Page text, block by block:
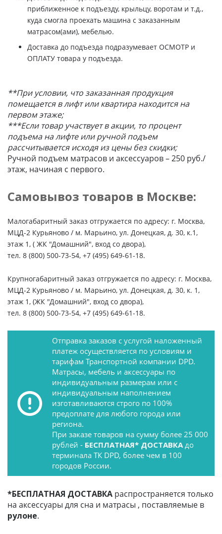
приближенное к подъезду, крыльцу, воротам и т.д.,
куда смогла проехать машина с заказанным
матрасом(ами), мебелью.
Доставка до подъезда подразумевает ОСМОТР и
ОПЛАТУ товара у подъезда.
**При условии, что заказанная продукция
помещается в лифт или квартира находится на
первом этаже;
***Если товар участвует в акции, то процент
подъема на лифте или ручной подъем
рассчитывается исходя из цены без скидки;
Ручной подъем матрасов и аксессуаров – 250 руб./
этаж, начиная с первого.
Самовывоз товаров в Москве:
Малогабаритный заказ отгружается по адресу: г. Москва,
МЦД-2 Курьяново / м. Марьино, ул. Донецкая, д. 30, к.1,
этаж 1, ( ЖК "Домашний", вход со двора),
тел. 8 (800) 500-73-54, +7 (495) 649-61-18.
Крупногабаритный заказ отгружается по адресу: г. Москва,
МЦД-2 Курьяново / м. Марьино, ул. Донецкая, д. 30, к. 1,
этаж 1, (ЖК "Домашний", вход со двора),
тел. 8 (800) 500-73-54, +7 (495) 649-61-18.
Отправка заказов с услугой наложенный
платеж осуществляется по условиям и
тарифам Транспортной компании DPD.
Матрасы, мебель и аксессуары по
индивидуальным размерам или с
индивидуальным наполнением
изготавливаются строго по 100%
предоплате для любого города или
региона.
При заказе товаров на сумму более 25 000
рублей - БЕСПЛАТНАЯ* ДОСТАВКАдо
терминала ТК DPD, более чем в 100
городов России.
*БЕСПЛАТНАЯ ДОСТАВКА распространяется только
на аксессуары для сна и матрасы , поставляемые в
рулоне.